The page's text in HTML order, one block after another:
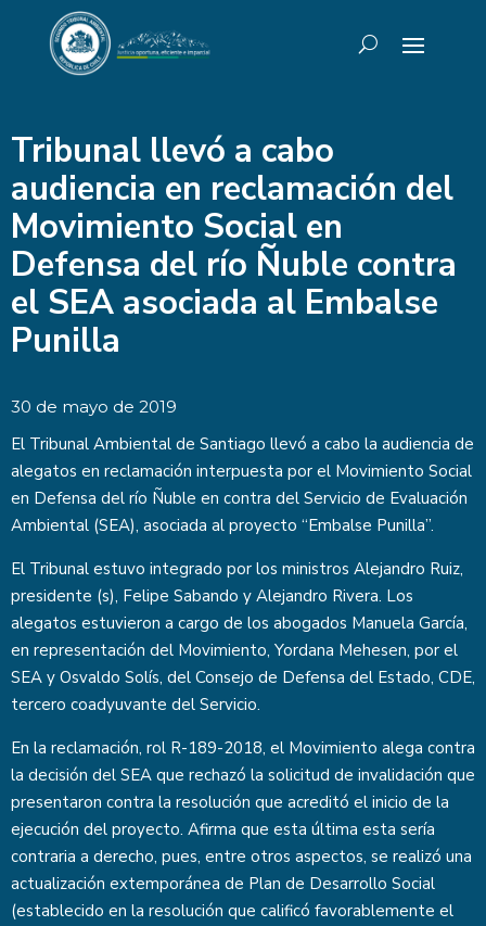
Tribunal llevó a cabo
audiencia en reclamación del
Movimiento Social en
Defensa del río Ñuble contra
el SEA asociada al Embalse
Punilla
30 de mayo de 2019
El Tribunal Ambiental de Santiago llevó a cabo la audiencia de
alegatos en reclamación interpuesta por el Movimiento Social
en Defensa del río Ñuble en contra del Servicio de Evaluación
Ambiental (SEA), asociada al proyecto “Embalse Punilla”.
El Tribunal estuvo integrado por los ministros Alejandro Ruiz,
presidente (s), Felipe Sabando y Alejandro Rivera. Los
alegatos estuvieron a cargo de los abogados Manuela García,
en representación del Movimiento, Yordana Mehesen, por el
SEA y Osvaldo Solís, del Consejo de Defensa del Estado, CDE,
tercero coadyuvante del Servicio.
En la reclamación, rol R-189-2018, el Movimiento alega contra
la decisión del SEA que rechazó la solicitud de invalidación que
presentaron contra la resolución que acreditó el inicio de la
ejecución del proyecto. Afirma que esta última esta sería
contraria a derecho, pues, entre otros aspectos, se realizó una
actualización extemporánea de Plan de Desarrollo Social
(establecido en la resolución que calificó favorablemente el